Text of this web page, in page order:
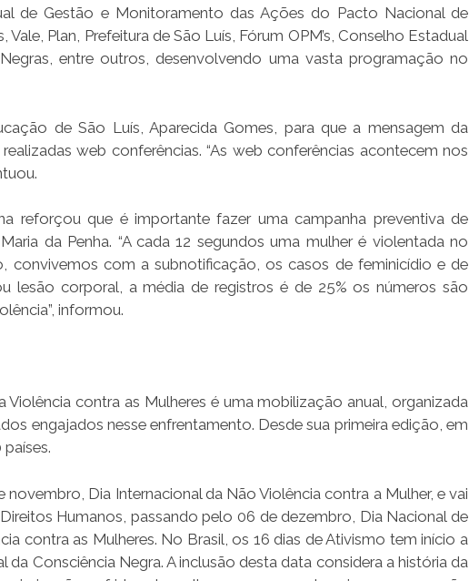
de Gestão e Monitoramento das Ações do Pacto Nacional de
Plan, Prefeitura de São Luís, Fórum OPM’s, Conselho Estadual
entre outros, desenvolvendo uma vasta programação no
de São Luís, Aparecida Gomes, para que a mensagem da
web conferências. “As web conferências acontecem nos
reforçou que é importante fazer uma campanha preventiva de
da Penha. “A cada 12 segundos uma mulher é violentada no
convivemos com a subnotificação, os casos de feminicídio e de
lesão corporal, a média de registros é de 25% os números são
informou.
contra as Mulheres é uma mobilização anual, organizada
engajados nesse enfrentamento. Desde sua primeira edição, em
novembro, Dia Internacional da Não Violência contra a Mulher, e vai
Humanos, passando pelo 06 de dezembro, Dia Nacional de
contra as Mulheres. No Brasil, os 16 dias de Ativismo tem início a
Consciência Negra. A inclusão desta data considera a história da